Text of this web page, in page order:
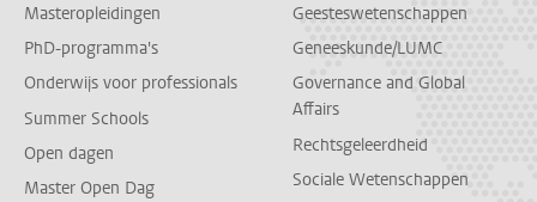
Masteropleidingen
PhD-programma's
Onderwijs voor professionals
Summer Schools
Open dagen
Master Open Dag
Geesteswetenschappen
Geneeskunde/LUMC
Governance and Global
Affairs
Rechtsgeleerdheid
Sociale Wetenschappen